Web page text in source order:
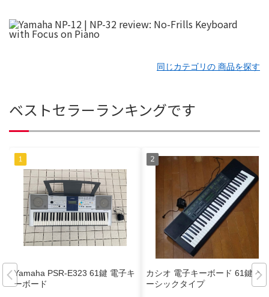
同じカテゴリの 商品を探す
ベストセラーランキングです
Yamaha PSR-E323 61鍵 電子キ
ーボード
カシオ 電子キーボード 61鍵 ベ
ーシックタイプ